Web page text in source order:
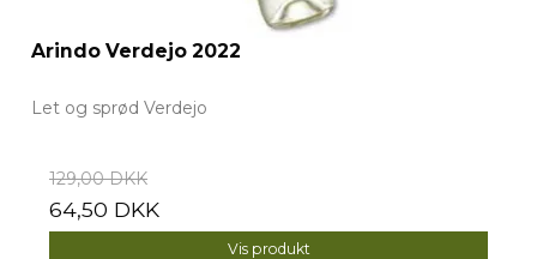
Arindo Verdejo 2022
Let og sprød Verdejo
129,00 DKK
64,50 DKK
Vis produkt